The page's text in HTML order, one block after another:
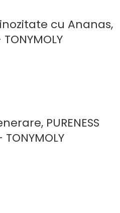
cu Ananas,
PURENESS